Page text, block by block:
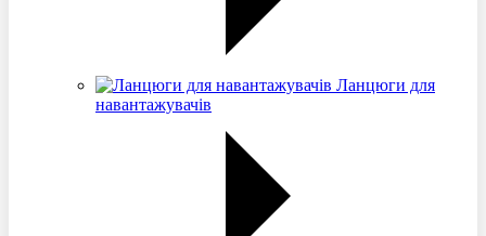
Ланцюги для
навантажувачів